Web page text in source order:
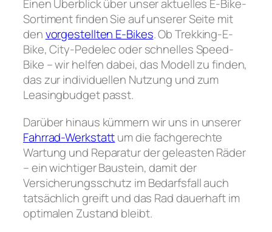
Einen Überblick über unser aktuelles E-Bike-
Sortiment finden Sie auf unserer Seite mit
denvorgestellten E-Bikes. Ob Trekking-E-
Bike, City-Pedelec oder schnelles Speed-
Bike – wir helfen dabei, das Modell zu finden,
das zur individuellen Nutzung und zum
Leasingbudget passt.
Darüber hinaus kümmern wir uns in unserer
Fahrrad-Werkstattum die fachgerechte
Wartung und Reparatur der geleasten Räder
– ein wichtiger Baustein, damit der
Versicherungsschutz im Bedarfsfall auch
tatsächlich greift und das Rad dauerhaft im
optimalen Zustand bleibt.